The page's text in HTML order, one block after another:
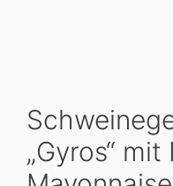
„Gyros“